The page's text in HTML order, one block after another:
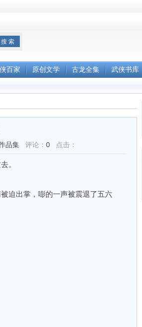
百家 原创文学 古龙全集 武侠书库
品集 评论： 0 点击：
。
迫出掌，嘭的一声被震退了五六